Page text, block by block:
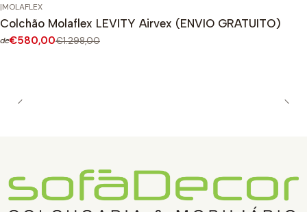
|MOLAFLEX
Colchão Molaflex LEVITY Airvex (ENVIO GRATUITO)
de€580,00€1.298,00